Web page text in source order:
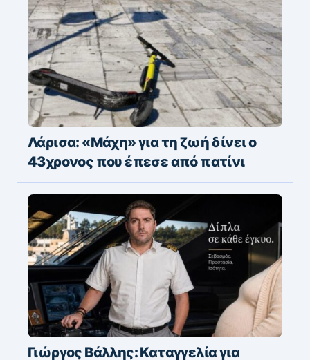
Λάρισα: «Μάχη» για τη ζωή δίνει ο
43χρονος που έπεσε από πατίνι
Γιώργος Βάλλης: Καταγγελία για